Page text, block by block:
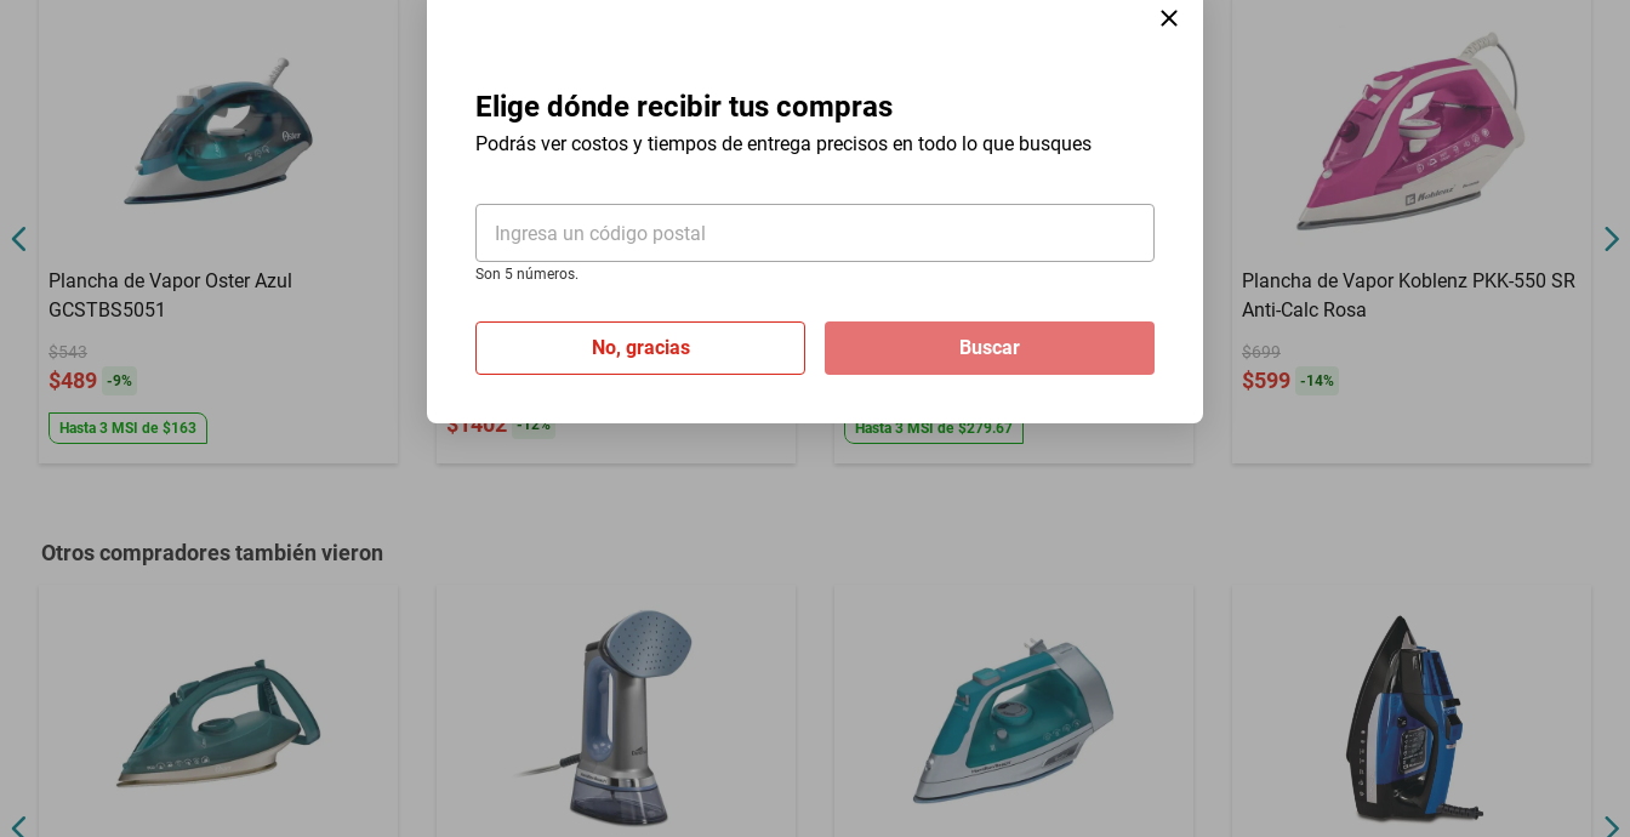
Elige dónde recibir tus compras
Podrás ver costos y tiempos de entrega precisos en todo lo que busques
Ingresa un código postal
Son 5 números.
No, gracias Buscar
Control de Temperatura Manual
Golpe de Vapor
Plancha de Vapor Oster Azul
GCSTBS5051
$543
$489 -9%
Hasta 3 MSI de $163
Compra internacional
Vaporizador de ropa Hamilton Beach
Durathon 1700W 300ml 11559
$1402 -12%
$839 -9%
Hasta3MSIde $279.67
Plancha de Vapor Koblenz PKK-550 SR
Anti-Calc Rosa
$699
$599 -14%
Otros compradores también vieron